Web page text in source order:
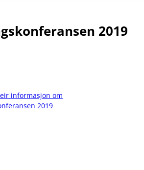
2019
informasjon om
2019